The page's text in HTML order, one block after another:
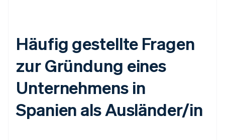
Häufig gestellte Fragen
zur Gründung eines
Unternehmens in
Spanien als Ausländer/in